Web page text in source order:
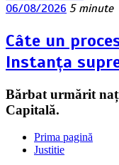
06/08/2026 5 minute
Câte un
Instanța
Bărbat urmărit
Capitală.
Prima pagină
Justitie